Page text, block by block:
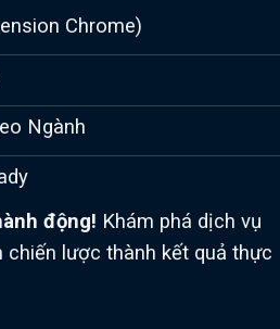
Chrome)
Ngành
động! Khám phá dịch vụ
chiến lược thành kết quả thực